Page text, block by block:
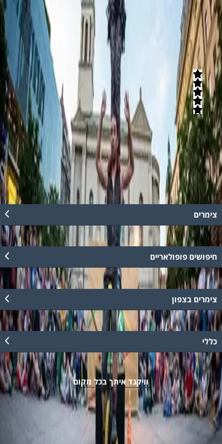
תוכלו לעשות ימי כייף לקבוצות, לעובדים ועוד המון אטרקציות שוות
בתיאום מראש.
קרא עוד
הקרקס החקלאי
5
(
12חוות דעת)
חוויה ייחודית לכל המשפחה, הרפתקאות מיוחדות וחגיגה של הטבע
הישראלי! גינות ירק, פריחה, פרפרים, חדי אופן, מבחר מופעי קרקס
מודרניים ועוד. מיקום מרהיב בעמק יזרעאל בין שדות ירוקים והרי מנשה.
קרא עוד
צימרים
חיפושים פופולאריים
צימרים בצפון
כללי
וויקנד איתך בכל מקום